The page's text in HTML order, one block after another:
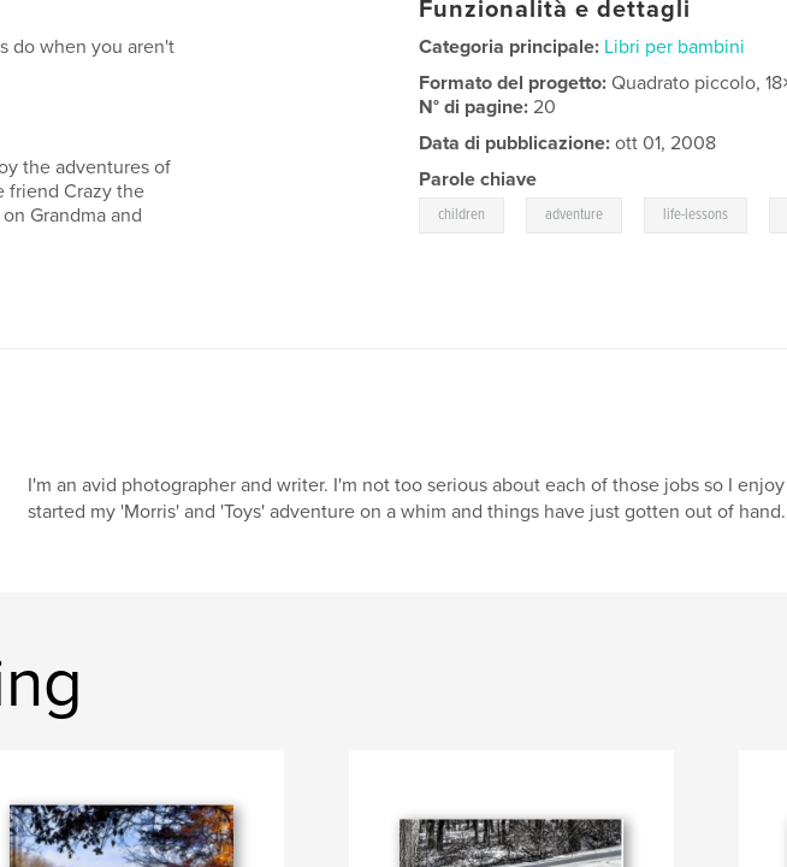
do when you aren't
the adventures of
friend Crazy the
Grandma and
Funzionalità e dettagli
Categoria principale: Libri per bambini
Formato del progetto:Quadrato piccolo,
N° di pagine:20
Data di pubblicazione: ott 01, 2008
Parole chiave
children adventure life-lessons
I'm an avid photographer and writer. I'm not too serious about each of those jobs so I
started my 'Morris' and 'Toys' adventure on a whim and things have just gotten out of